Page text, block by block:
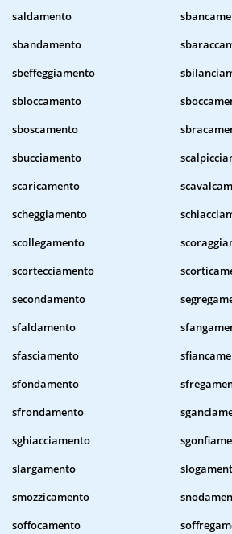
saldamento
sbandamento
sbeffeggiamento
sbloccamento
sboscamento
sbucciamento
scaricamento
scheggiamento
scollegamento
scortecciamento
secondamento
sfaldamento
sfasciamento
sfondamento
sfrondamento
sghiacciamento
slargamento
smozzicamento
soffocamento